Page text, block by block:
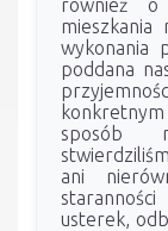
mieszkania
wykonania
poddana
sposób
ani
usterek,